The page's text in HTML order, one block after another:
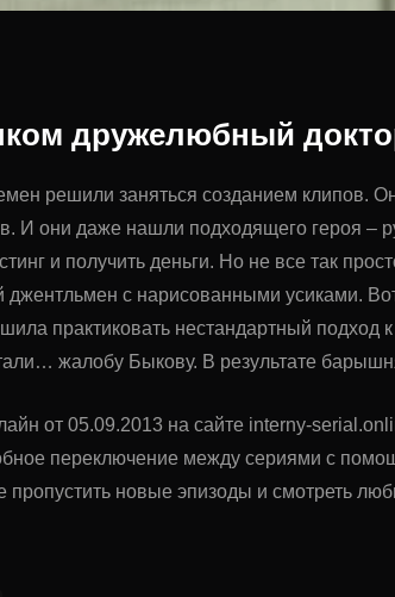
дружелюбный
решили заняться созданием клипов.
И они даже нашли подходящего героя –
и получить деньги. Но не все так
с нарисованными усиками.
практиковать нестандартный подход
жалобу Быкову. В результате
от 05.09.2013 на сайте interny-
переключение между сериями с
пропустить новые эпизоды и смотреть